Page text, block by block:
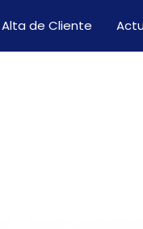
Alta de Cliente